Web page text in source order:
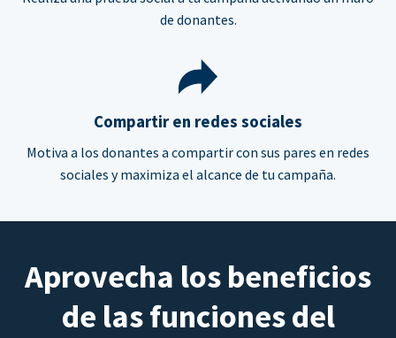
de donantes.
Compartir en redes sociales
Motiva a los donantes a compartir con sus pares en redes
sociales y maximiza el alcance de tu campaña.
Aprovecha los beneficios
de las funciones del